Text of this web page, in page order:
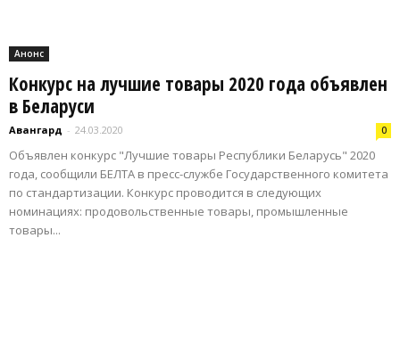
Анонс
Конкурс на лучшие товары 2020 года объявлен
в Беларуси
Авангард - 24.03.2020 0
Объявлен конкурс "Лучшие товары Республики Беларусь" 2020
года, сообщили БЕЛТА в пресс-службе Государственного комитета
по стандартизации. Конкурс проводится в следующих
номинациях: продовольственные товары, промышленные
товары...